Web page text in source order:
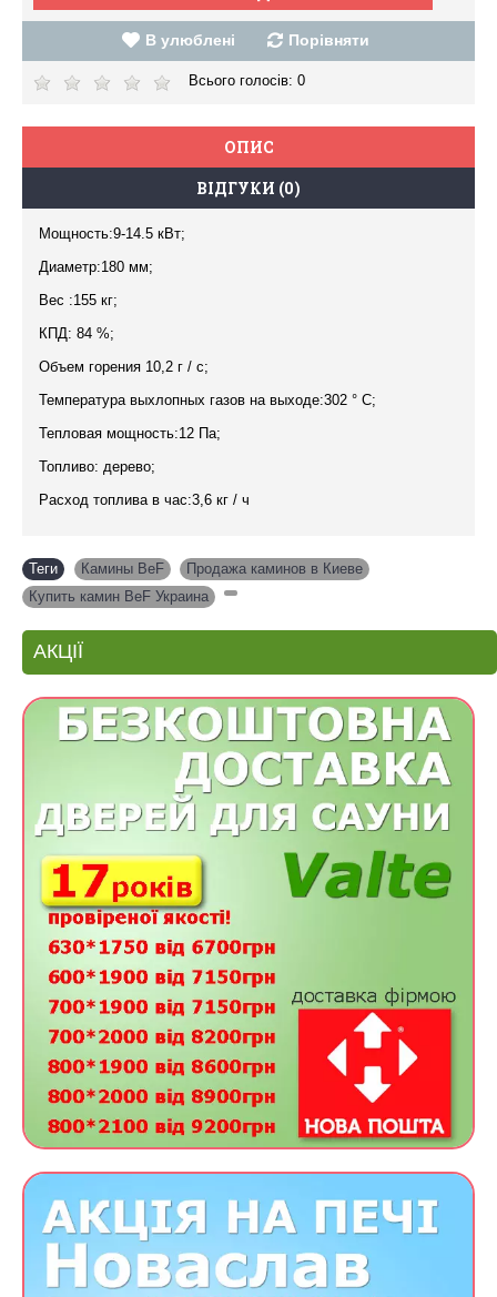
В улюблені Порівняти
Всього голосів: 0
ОПИС
ВІДГУКИ (0)
Мощность:9-14.5 кВт;
Диаметр:180 мм;
Вес :155 кг;
КПД: 84 %;
Объем горения 10,2 г / с;
Температура выхлопных газов на выходе:302 ° C;
Тепловая мощность:12 Па;
Топливо: дерево;
Расход топлива в час:3,6 кг / ч
Теги Камины BeF Продажа каминов в Киеве
Купить камин BeF Украина
АКЦІЇ